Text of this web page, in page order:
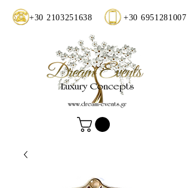
+30 2103251638 +30 6951281007